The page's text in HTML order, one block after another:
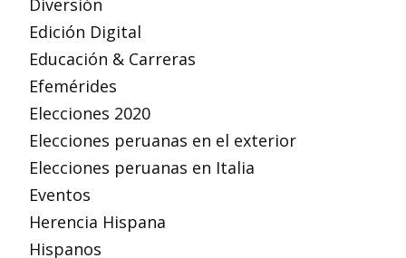
Diversión
Edición Digital
Educación & Carreras
Efemérides
Elecciones 2020
Elecciones peruanas en el exterior
Elecciones peruanas en Italia
Eventos
Herencia Hispana
Hispanos